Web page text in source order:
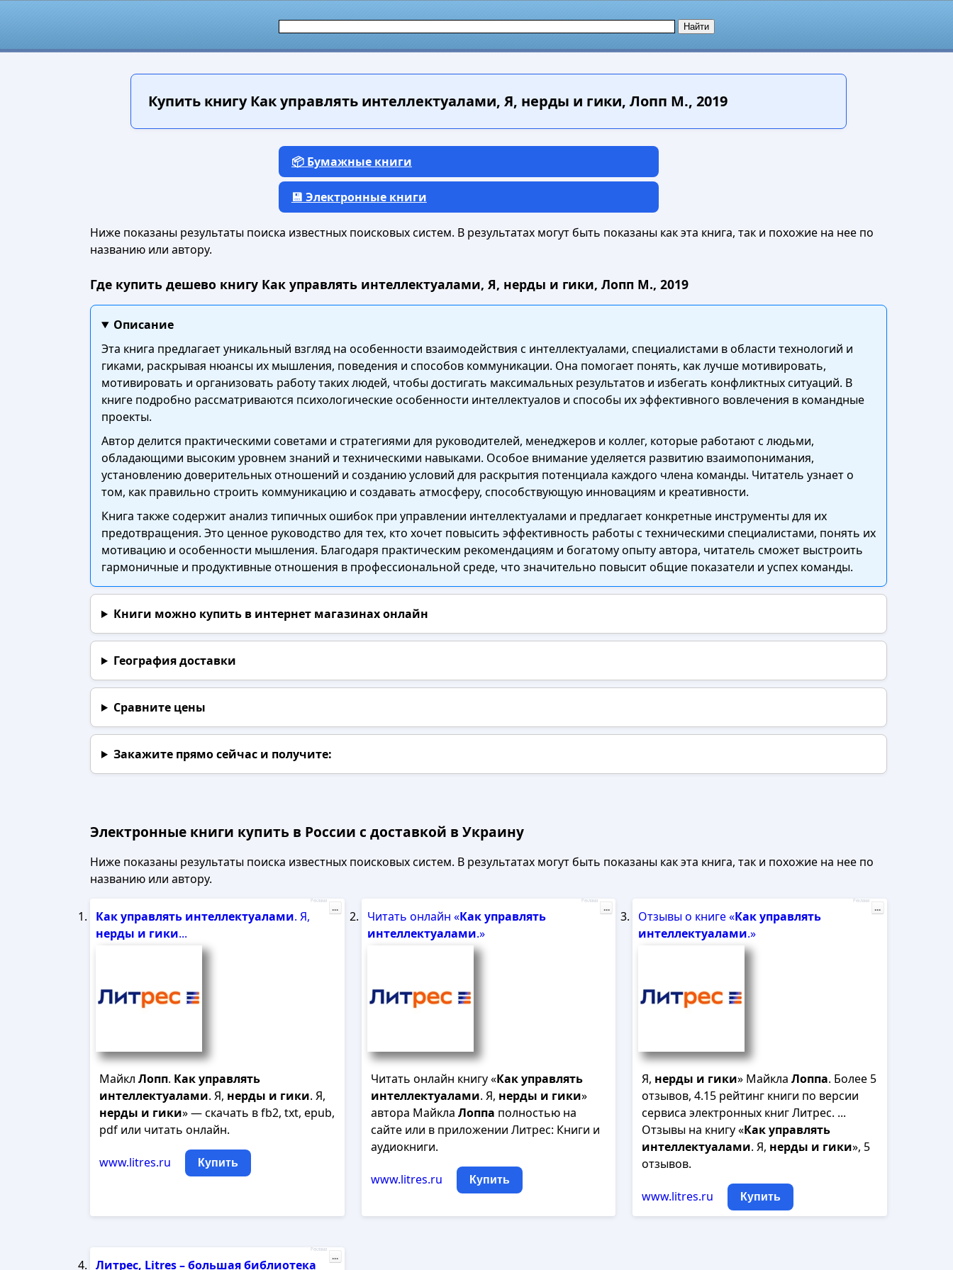
Купить книгуКак управлять интеллектуалами, Я, нерды и гики, Лопп М., 2019
📦 Бумажные книги
💾 Электронные книги
Ниже показаны результаты поиска известных поисковых систем. В результатах могут быть показаны как эта книга, так и похожие на нее по
названию или автору.
Где купить дешево книгу Как управлять интеллектуалами, Я, нерды и гики, Лопп М., 2019
Описание
Эта книга предлагает уникальный взгляд на особенности взаимодействия с интеллектуалами, специалистами в области технологий и
гиками, раскрывая нюансы их мышления, поведения и способов коммуникации. Она помогает понять, как лучше мотивировать,
мотивировать и организовать работу таких людей, чтобы достигать максимальных результатов и избегать конфликтных ситуаций. В
книге подробно рассматриваются психологические особенности интеллектуалов и способы их эффективного вовлечения в командные
проекты.
Автор делится практическими советами и стратегиями для руководителей, менеджеров и коллег, которые работают с людьми,
обладающими высоким уровнем знаний и техническими навыками. Особое внимание уделяется развитию взаимопонимания,
установлению доверительных отношений и созданию условий для раскрытия потенциала каждого члена команды. Читатель узнает о
том, как правильно строить коммуникацию и создавать атмосферу, способствующую инновациям и креативности.
Книга также содержит анализ типичных ошибок при управлении интеллектуалами и предлагает конкретные инструменты для их
предотвращения. Это ценное руководство для тех, кто хочет повысить эффективность работы с техническими специалистами, понять их
мотивацию и особенности мышления. Благодаря практическим рекомендациям и богатому опыту автора, читатель сможет выстроить
гармоничные и продуктивные отношения в профессиональной среде, что значительно повысит общие показатели и успех команды.
Книги можно купить в интернет магазинах онлайн
География доставки
Сравните цены
Закажите прямо сейчаси получите:
Электронные книги купить в России с доставкой в Украину
Ниже показаны результаты поиска известных поисковых систем. В результатах могут быть показаны как эта книга, так и похожие на нее по
названию или автору.
Какуправлять интеллектуалами. Я,
нерды и гики...
Майкл Лопп. Какуправлять
интеллектуалами. Я, нерды и гики. Я,
нерды и гики» — скачать в fb2, txt, epub,
pdf или читать онлайн.
www.litres.ru Купить
Реклама
...
Читать онлайн «Какуправлять
интеллектуалами.»
Читать онлайн книгу «Какуправлять
интеллектуалами. Я, нерды и гики»
автора Майкла Лоппа полностью на
сайте или в приложении Литрес: Книги и
аудиокниги.
www.litres.ru Купить
Реклама
...
Отзывы о книге «Какуправлять
интеллектуалами.»
Я, нерды и гики» МайклаЛоппа. Более 5
отзывов, 4.15 рейтинг книги по версии
сервиса электронных книг Литрес. ...
Отзывы на книгу «Какуправлять
интеллектуалами. Я, нерды и гики», 5
отзывов.
www.litres.ru Купить
Реклама
...
Литрес, Litres – большая библиотека
Реклама
...